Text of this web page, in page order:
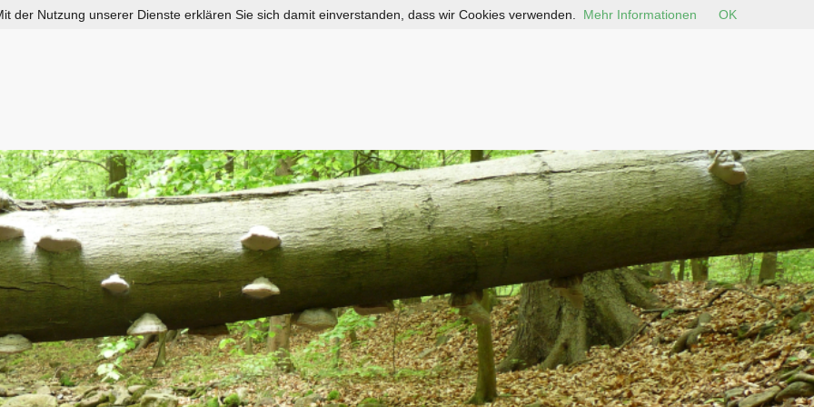
der Nutzung unserer Dienste erklären Sie sich damit einverstanden, dass wir Cookies verwenden. Mehr Informationen OK